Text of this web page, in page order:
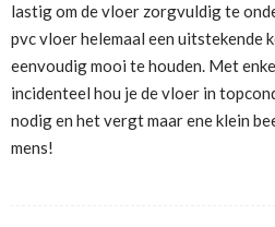
lastig om de vloer zorgvuldig te
pvc vloer helemaal een uitstekende
eenvoudig mooi te houden. Met
incidenteel hou je de vloer in
nodig en het vergt maar ene klein
mens!